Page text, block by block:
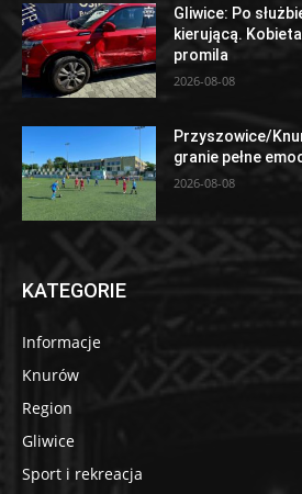
Gliwice: Po
kierującą.
promila
2026-08-08
Przyszowice/
granie pełne
2026-08-08
KATEGORIE
Informacje
Knurów
Region
Gliwice
Sport i rekreacja